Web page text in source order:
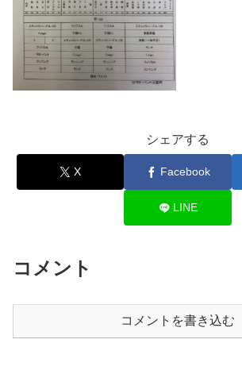
シェアする
X Facebook
LINE
コメント
コメントを書き込む